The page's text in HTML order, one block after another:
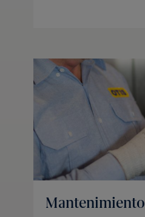
Mantenimiento